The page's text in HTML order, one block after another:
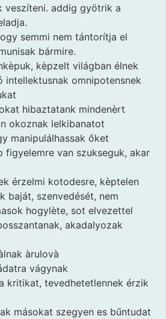
veszíteni. addig gyötrik a
semmi nem tántorítja el
bármire.
kèpzelt világban élnek
intellektusnak omnipotensnek
hibaztatank mindenèrt
okoznak lelkibanatot
manipulálhassak őket
figyelemre van szukseguk, akar
érzelmi kotodesre, kèptelen
baját, szenvedését, nem
hogylète, sot elvezettel
akadalyozak
àrulovà
vágynak
kritikat, tevedhetetlennek érzik
másokat szegyen es bűntudat